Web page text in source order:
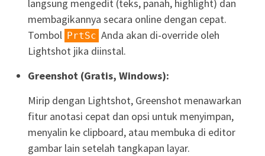
langsung mengedit (teks, panah, highlight) dan
membagikannya secara online dengan cepat.
Tombol PrtSc Anda akan di-override oleh
Lightshot jika diinstal.
Greenshot (Gratis, Windows):
Mirip dengan Lightshot, Greenshot menawarkan
fitur anotasi cepat dan opsi untuk menyimpan,
menyalin ke clipboard, atau membuka di editor
gambar lain setelah tangkapan layar.